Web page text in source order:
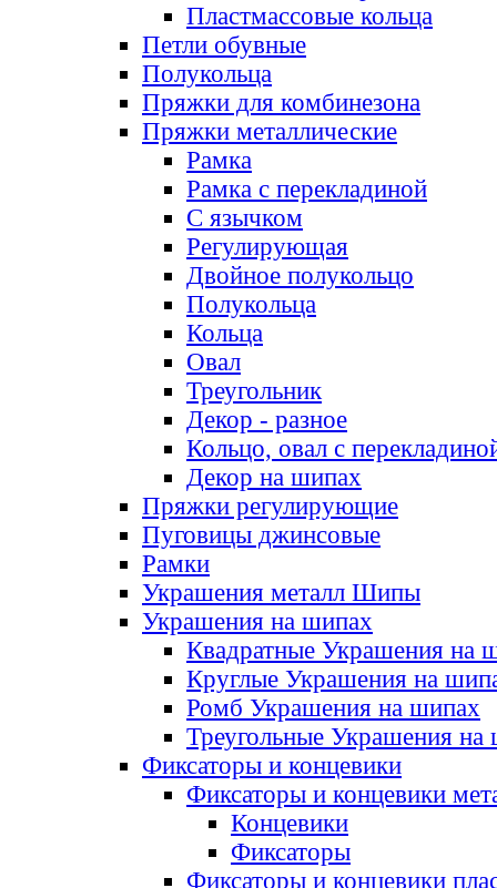
Пластмассовые кольца
Петли обувные
Полукольца
Пряжки для комбинезона
Пряжки металлические
Рамка
Рамка с перекладиной
С язычком
Регулирующая
Двойное полукольцо
Полукольца
Кольца
Овал
Треугольник
Декор - разное
Кольцо, овал с
Декор на шипах
Пряжки регулирующие
Пуговицы джинсовые
Рамки
Украшения металл Шипы
Украшения на шипах
Квадратные Украшения на
Круглые Украшения на
Ромб Украшения на шипах
Треугольные Украшения на
Фиксаторы и концевики
Фиксаторы и концевики
Концевики
Фиксаторы
Фиксаторы и концевики